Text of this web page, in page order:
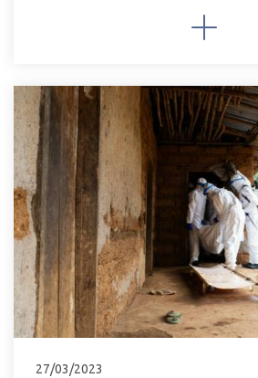
27/03/2023